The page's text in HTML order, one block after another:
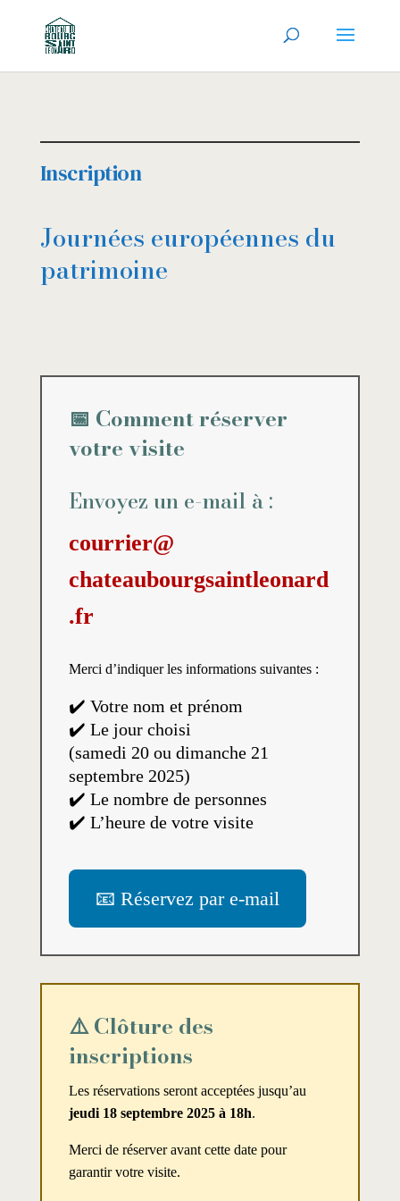
Inscription
Journées européennes du
patrimoine
📅 Comment réserver
votre visite
Envoyez un e-mail à :
courrier@
chateaubourgsaintleonard
.fr
Merci d’indiquer les informations suivantes :
✔️ Votre nom et prénom
✔️ Le jour choisi
(samedi 20 ou dimanche 21
septembre 2025)
✔️ Le nombre de personnes
✔️ L’heure de votre visite
📧 Réservez par e-mail
⚠️ Clôture des
inscriptions
Les réservations seront acceptées jusqu’au
jeudi 18 septembre 2025 à 18h.
Merci de réserver avant cette date pour
garantir votre visite.